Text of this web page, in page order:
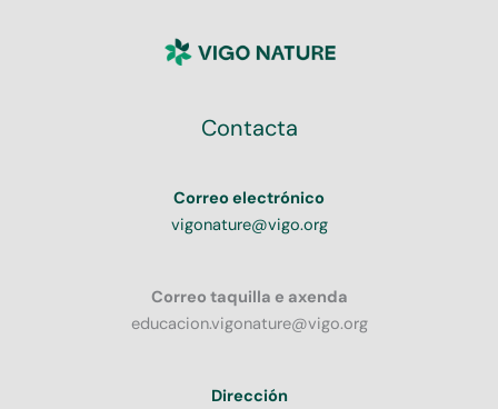
Contacta
Correo electrónico
vigonature@vigo.org
Correo taquilla e axenda
educacion.vigonature@vigo.org
Dirección